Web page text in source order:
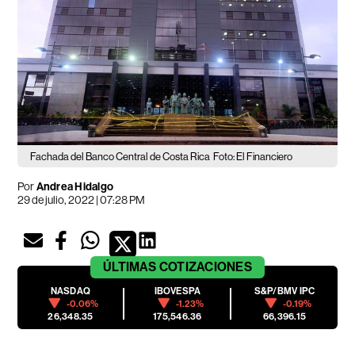
Fachada del Banco Central de Costa Rica Foto: El Financiero
PorAndrea Hidalgo
29 de julio, 2022 | 07:28 PM
ÚLTIMAS COTIZACIONES
NASDAQ
-0.06%
26,348.35
IBOVESPA
-1.23%
175,546.36
S&P/BMV IPC
-0.19%
66,396.15